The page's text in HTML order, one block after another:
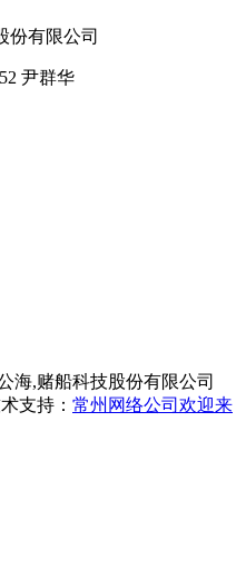
尹群华
海,赌船科技股份有限公司
支持： 常州网络公司欢迎来